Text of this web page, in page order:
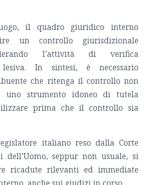
il quadro giuridico interno
un controllo giurisdizionale
l’attività di verifica
lesiva. In sintesi, è necessario
che ritenga il controllo non
uno strumento idoneo di tutela
prima che il controllo sia
italiano reso dalla Corte
seppur non usuale, si
ricadute rilevanti ed immediate